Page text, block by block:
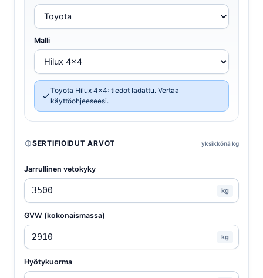
Malli
Toyota Hilux 4x4: tiedot ladattu. Vertaa
käyttöohjeeseesi.
SERTIFIOIDUT ARVOT yksikkönä kg
Jarrullinen vetokyky
kg
GVW (kokonaismassa)
kg
Hyötykuorma